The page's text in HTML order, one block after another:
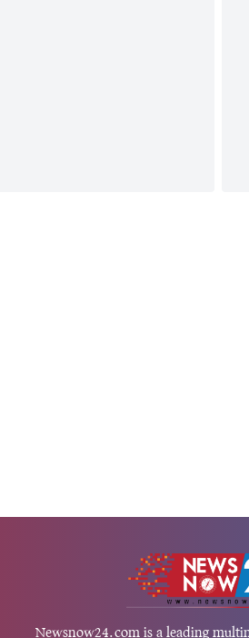
Newsnow24.com is a leading